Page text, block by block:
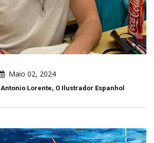
Maio 02, 2024
Lorente, O Ilustrador Espanhol